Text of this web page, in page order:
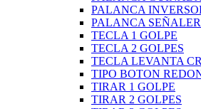
PALANCA
PALANCA
TECLA 1 GOLPE
TECLA 2 GOLPES
TECLA LEVANTA
TIPO BOTON
TIRAR 1 GOLPE
TIRAR 2 GOLPES